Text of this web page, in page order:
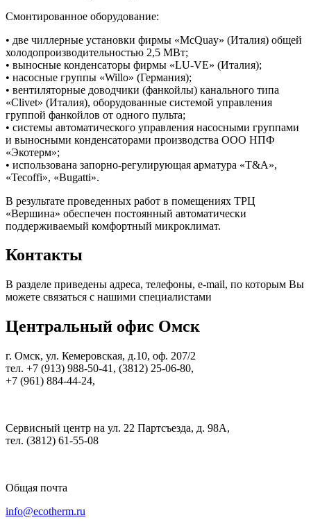
Смонтированное оборудование:
• две чиллерные установки фирмы «McQuay» (Италия) общей
холодопроизводительностью 2,5 МВт;
• выносные конденсаторы фирмы «LU-VE» (Италия);
• насосные группы «Willo» (Германия);
• вентиляторные доводчики (фанкойлы) канального типа
«Clivet» (Италия), оборудованные системой управления
группой фанкойлов от одного пульта;
• системы автоматического управления насосными группами
и выносными конденсаторами производства ООО НПФ
«Экотерм»;
• использована запорно-регулирующая арматура «T&A»,
«Tecoffi», «Bugatti».
В результате проведенных работ в помещениях ТРЦ
«Вершина» обеспечен постоянный автоматически
поддерживаемый комфортный микроклимат.
Контакты
В разделе приведены адреса, телефоны, e-mail, по которым Вы
можете связаться с нашими специалистами
Центральный офис Омск
г. Омск, ул. Кемеровская, д.10, оф. 207/2
тел. +7 (913) 988-50-41, (3812) 25-06-80,
+7 (961) 884-44-24,
Сервисный центр на ул. 22 Партсъезда, д. 98А,
тел. (3812) 61-55-08
Общая почта
info@ecotherm.ru